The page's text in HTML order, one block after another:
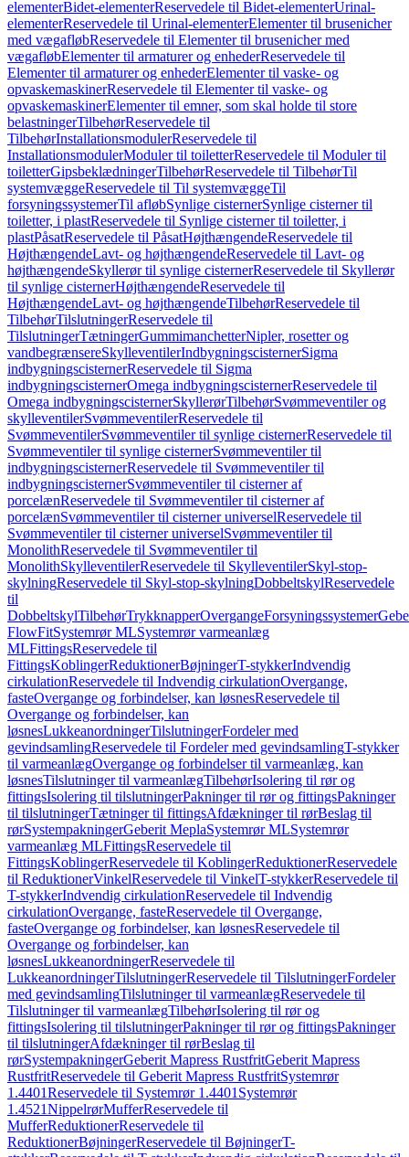
elementerBidet-elementerReservedele til Bidet-elementerUrinal-
elementerReservedele til Urinal-elementerElementer til brusenicher
med vægafløbReservedele til Elementer til brusenicher med
vægafløbElementer til armaturer og enhederReservedele til
Elementer til armaturer og enhederElementer til vaske- og
opvaskemaskinerReservedele til Elementer til vaske- og
opvaskemaskinerElementer til emner, som skal holde til store
belastningerTilbehørReservedele til
TilbehørInstallationsmodulerReservedele til
InstallationsmodulerModuler til toiletterReservedele til Moduler til
toiletterGipsbeklædningerTilbehørReservedele til TilbehørTil
systemvæggeReservedele til Til systemvæggeTil
forsyningssystemerTil afløbSynlige cisternerSynlige cisterner til
toiletter, i plastReservedele til Synlige cisterner til toiletter, i
plastPåsatReservedele til PåsatHøjthængendeReservedele til
HøjthængendeLavt- og højthængendeReservedele til Lavt- og
højthængendeSkyllerør til synlige cisternerReservedele til Skyllerør
til synlige cisternerHøjthængendeReservedele til
HøjthængendeLavt- og højthængendeTilbehørReservedele til
TilbehørTilslutningerReservedele til
TilslutningerTætningerGummimanchetterNipler, rosetter og
vandbegrænsereSkylleventilerIndbygningscisternerSigma
indbygningscisternerReservedele til Sigma
indbygningscisternerOmega indbygningscisternerReservedele til
Omega indbygningscisternerSkyllerørTilbehørSvømmeventiler og
skylleventilerSvømmeventilerReservedele til
SvømmeventilerSvømmeventiler til synlige cisternerReservedele til
Svømmeventiler til synlige cisternerSvømmeventiler til
indbygningscisternerReservedele til Svømmeventiler til
indbygningscisternerSvømmeventiler til cisterner af
porcelænReservedele til Svømmeventiler til cisterner af
porcelænSvømmeventiler til cisterner universelReservedele til
Svømmeventiler til cisterner universelSvømmeventiler til
MonolithReservedele til Svømmeventiler til
MonolithSkylleventilerReservedele til SkylleventilerSkyl-stop-
skylningReservedele til Skyl-stop-skylningDobbeltskylReservedele
til
DobbeltskylTilbehørTrykknapperOvergangeForsyningssystemer
FlowFitSystemrør MLSystemrør varmeanlæg
MLFittingsReservedele til
FittingsKoblingerReduktionerBøjningerT-stykkerIndvendig
cirkulationReservedele til Indvendig cirkulationOvergange,
fasteOvergange og forbindelser, kan løsnesReservedele til
Overgange og forbindelser, kan
løsnesLukkeanordningerTilslutningerFordeler med
gevindsamlingReservedele til Fordeler med gevindsamlingT-stykker
til varmeanlægOvergange og forbindelser til varmeanlæg, kan
løsnesTilslutninger til varmeanlægTilbehørIsolering til rør og
fittingsIsolering til tilslutningerPakninger til rør og fittingsPakninger
til tilslutningerTætninger til fittingsAfdækninger til rørBeslag til
rørSystempakningerGeberit MeplaSystemrør MLSystemrør
varmeanlæg MLFittingsReservedele til
FittingsKoblingerReservedele til KoblingerReduktionerReservedele
til ReduktionerVinkelReservedele til VinkelT-stykkerReservedele til
T-stykkerIndvendig cirkulationReservedele til Indvendig
cirkulationOvergange, fasteReservedele til Overgange,
fasteOvergange og forbindelser, kan løsnesReservedele til
Overgange og forbindelser, kan
løsnesLukkeanordningerReservedele til
LukkeanordningerTilslutningerReservedele til TilslutningerFordeler
med gevindsamlingTilslutninger til varmeanlægReservedele til
Tilslutninger til varmeanlægTilbehørIsolering til rør og
fittingsIsolering til tilslutningerPakninger til rør og fittingsPakninger
til tilslutningerAfdækninger til rørBeslag til
rørSystempakningerGeberit Mapress RustfritGeberit Mapress
RustfritReservedele til Geberit Mapress RustfritSystemrør
1.4401Reservedele til Systemrør 1.4401 Systemrør
1.4521NippelrørMufferReservedele til
MufferReduktionerReservedele til
ReduktionerBøjningerReservedele til BøjningerT-